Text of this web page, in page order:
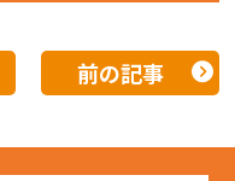
前の記事